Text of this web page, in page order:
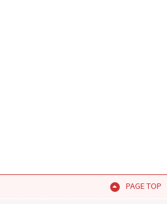
PAGE TOP